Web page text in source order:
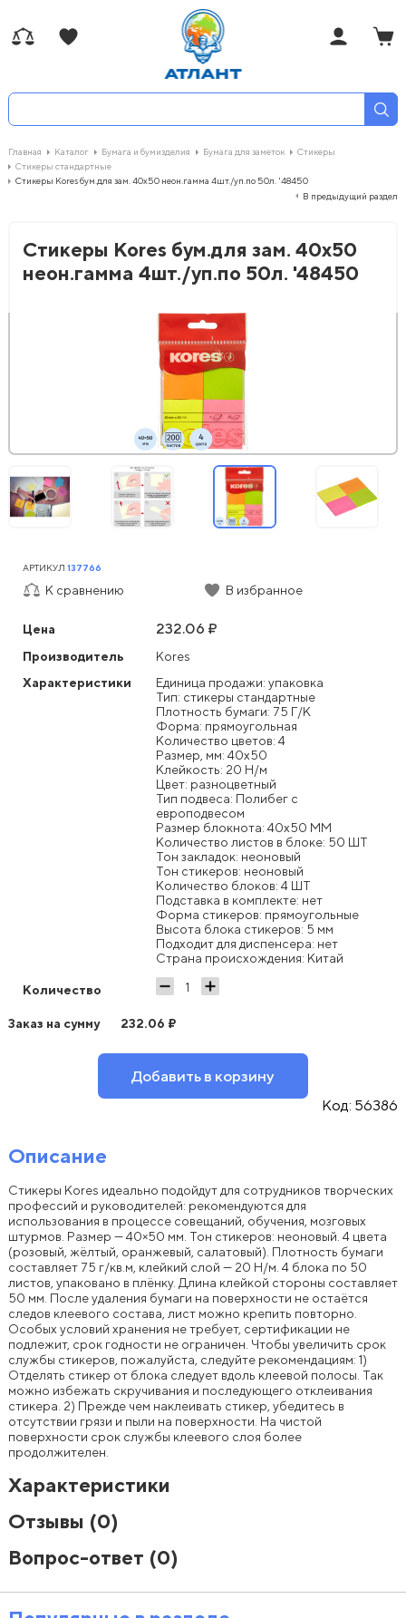
Главная Каталог Бумага и бумизделия Бумага для заметок
Стикеры
Стикеры стандартные
Стикеры Kores бум.для зам. 40х50 неон.гамма 4шт./уп.по 50л. '48450
В предыдущий раздел
Стикеры Kores бум.для зам. 40х50
неон.гамма 4шт./уп.по 50л. '48450
Цена 232.06 ₽
Производитель
Kores
Характеристики
Единица продажи: упаковка
Тип: стикеры стандартные
Плотность бумаги: 75 Г/К
Форма: прямоугольная
Количество цветов: 4
Размер, мм: 40x50
Клейкость: 20 Н/м
Цвет: разноцветный
Тип подвеса: Полибег с
европодвесом
Размер блокнота: 40x50 ММ
Количество листов в блоке: 50 ШТ
Тон закладок: неоновый
Тон стикеров: неоновый
Количество блоков: 4 ШТ
Подставка в комплекте: нет
Форма стикеров: прямоугольные
Высота блока стикеров: 5 мм
Подходит для диспенсера: нет
Страна происхождения: Китай
Количество
АРТИКУЛ 137766
К сравнению В избранное
Заказ на сумму 232.06 ₽
Добавить в корзину
Код: 56386
Описание
Стикеры Kores идеально подойдут для сотрудников творческих
профессий и руководителей: рекомендуются для
использования в процессе совещаний, обучения, мозговых
штурмов. Размер — 40×50 мм. Тон стикеров: неоновый. 4 цвета
(розовый, жёлтый, оранжевый, салатовый). Плотность бумаги
составляет 75 г/кв.м, клейкий слой — 20 Н/м. 4 блока по 50
листов, упаковано в плёнку. Длина клейкой стороны составляет
50 мм. После удаления бумаги на поверхности не остаётся
следов клеевого состава, лист можно крепить повторно.
Особых условий хранения не требует, сертификации не
подлежит, срок годности не ограничен. Чтобы увеличить срок
службы стикеров, пожалуйста, следуйте рекомендациям: 1)
Отделять стикер от блока следует вдоль клеевой полосы. Так
можно избежать скручивания и последующего отклеивания
стикера. 2) Прежде чем наклеивать стикер, убедитесь в
отсутствии грязи и пыли на поверхности. На чистой
поверхности срок службы клеевого слоя более
продолжителен.
Характеристики
Отзывы (0)
Вопрос-ответ (0)